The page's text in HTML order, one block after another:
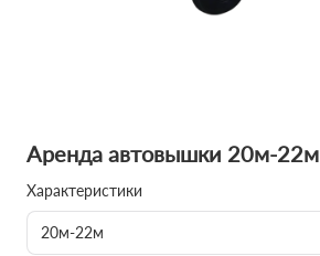
Аренда автовышки 20м-22м
Характеристики
20м-22м